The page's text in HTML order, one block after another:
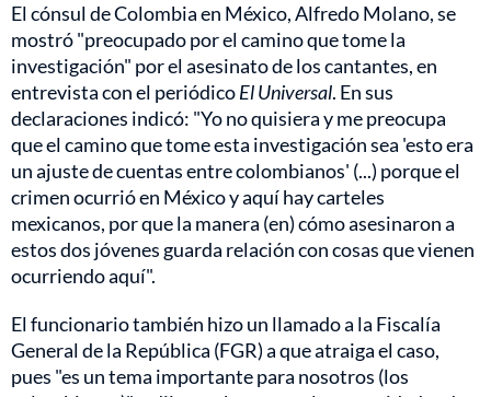
El cónsul de Colombia en México, Alfredo Molano, se
mostró "preocupado por el camino que tome la
investigación" por el asesinato de los cantantes, en
entrevista con el periódicoEl Universal. En sus
declaraciones indicó: "Yo no quisiera y me preocupa
que el camino que tome esta investigación sea 'esto era
un ajuste de cuentas entre colombianos' (...) porque el
crimen ocurrió en México y aquí hay carteles
mexicanos, por que la manera (en) cómo asesinaron a
estos dos jóvenes guarda relación con cosas que vienen
ocurriendo aquí".
El funcionario también hizo un llamado a la Fiscalía
General de la República (FGR) a que atraiga el caso,
pues "es un tema importante para nosotros (los